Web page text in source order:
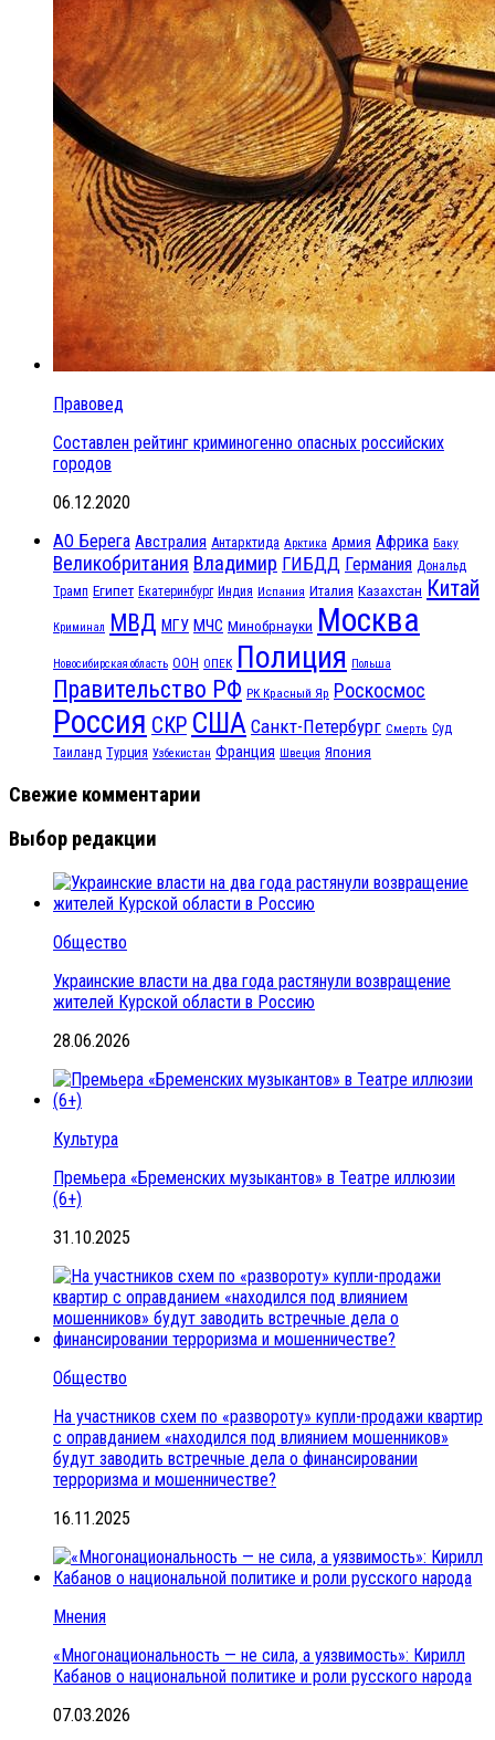
Правовед
Составлен рейтинг криминогенно опасных российских
городов
06.12.2020
АО Берега Австралия Антарктида Арктика Армия Африка Баку
Великобритания Владимир ГИБДД Германия Дональд
Трамп Египет Екатеринбург Индия Испания Италия Казахстан Китай
Криминал МВД МГУ МЧС Минобрнауки Москва
Новосибирская область ООН ОПЕК Полиция Польша
Правительство РФ РК Красный Яр Роскосмос
Россия СКР США Санкт-Петербург Смерть Суд
Таиланд Турция Узбекистан Франция Швеция Япония
Свежие комментарии
Выбор редакции
Общество
Украинские власти на два года растянули возвращение
жителей Курской области в Россию
28.06.2026
Культура
Премьера «Бременских музыкантов» в Театре иллюзии
(6+)
31.10.2025
Общество
На участников схем по «развороту» купли-продажи квартир
с оправданием «находился под влиянием мошенников»
будут заводить встречные дела о финансировании
терроризма и мошенничестве?
16.11.2025
Мнения
«Многонациональность — не сила, а уязвимость»: Кирилл
Кабанов о национальной политике и роли русского народа
07.03.2026